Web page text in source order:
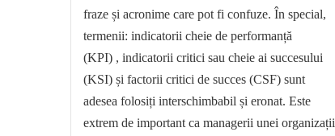
fraze și acronime care pot fi confuze. În special,
termenii: indicatorii cheie de performanță
(KPI) , indicatorii critici sau cheie ai succesului
(KSI) și factorii critici de succes (CSF) sunt
adesea folosiți interschimbabil și eronat. Este
extrem de important ca managerii unei organizații